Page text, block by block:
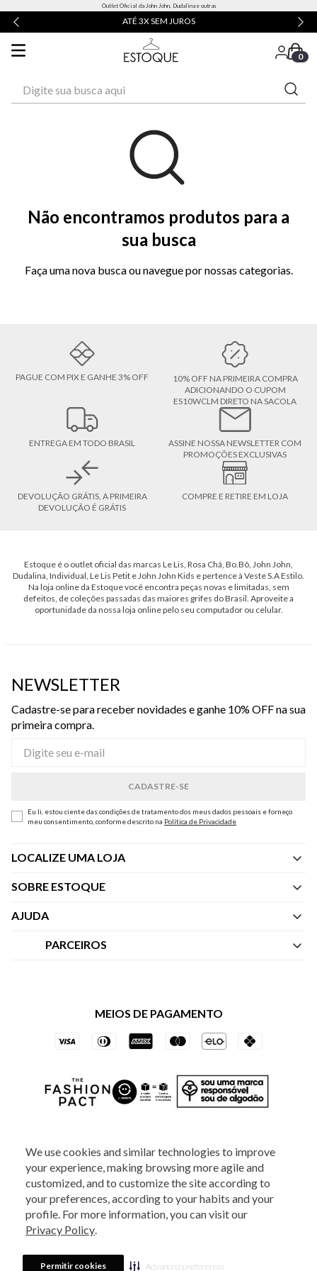
We use cookies and similar technologies to improve
your experience, making browsing more agile and
customized, and to customize the site according to
your preferences, according to your habits and your
profile. For more information, you can visit our
Privacy Policy.
Permitir cookies Advanced preferences
Outlet Oficial da John John, Dudalina e outras
ATÉ 3X SEM JUROS
0
Não encontramos produtos para a
sua busca
Faça uma nova busca ou navegue por nossas categorias.
PAGUE COM PIX E GANHE 3% OFF
10% OFF NA PRIMEIRA COMPRA
ADICIONANDO O CUPOM
ES10WCLM DIRETO NA SACOLA
ENTREGA EM TODO BRASIL
ASSINE NOSSA NEWSLETTER COM
PROMOÇÕES EXCLUSIVAS
DEVOLUÇÃO GRÁTIS, A PRIMEIRA
DEVOLUÇÃO É GRÁTIS
COMPRE E RETIRE EM LOJA
Estoque é o outlet oficial das marcas Le Lis, Rosa Chá, Bo.Bô, John John,
Dudalina, Individual, Le Lis Petit e John John Kids e pertence à Veste S.A Estilo.
Na loja online da Estoque você encontra peças novas e limitadas, sem
defeitos, de coleções passadas das maiores grifes do Brasil. Aproveite a
oportunidade da nossa loja online pelo seu computador ou celular.
NEWSLETTER
Cadastre-se para receber novidades e ganhe 10% OFF na sua
primeira compra.
Eu li, estou ciente das condições de tratamento dos meus dados pessoais e forneço
meu consentimento, conforme descrito na Política de Privacidade
LOCALIZE UMA LOJA
SOBRE ESTOQUE
Quem Somos
AJUDA
Central de Atendimento
Trocas e Devoluções
PARCEIROS
Vai de Visa
Azul Fidelidade
MEIOS DE PAGAMENTO
2025 - Veste S.A Estilo. Todos os direitos reservados - A loja Estoque reserva-
se no direito de corrigir ou alterar informações como: preços, promoções e
880 5520.Horário de Atendimento:
Sábados das 8h às 14h, exceto feriados. Veste S.A Estilo. Rua Othão, 405, Vila